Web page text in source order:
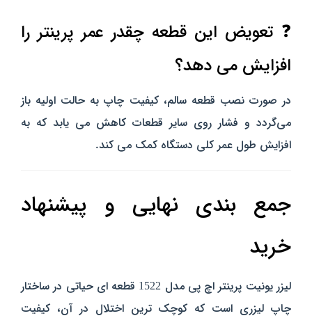
❓ تعویض این قطعه چقدر عمر پرینتر را
افزایش می‌ دهد؟
در صورت نصب قطعه سالم، کیفیت چاپ به حالت اولیه باز
می‌گردد و فشار روی سایر قطعات کاهش می‌ یابد که به
افزایش طول عمر کلی دستگاه کمک می‌ کند.
جمع‌ بندی نهایی و پیشنهاد
خرید
لیزر یونیت پرینتر اچ پی مدل 1522 قطعه‌ ای حیاتی در ساختار
چاپ لیزری است که کوچک‌ ترین اختلال در آن، کیفیت